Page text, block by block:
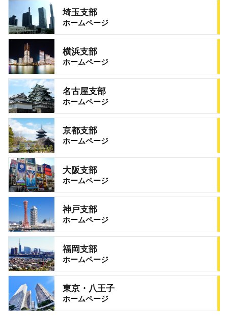
埼玉支部
ホームページ
横浜支部
ホームページ
名古屋支部
ホームページ
京都支部
ホームページ
大阪支部
ホームページ
神戸支部
ホームページ
福岡支部
ホームページ
東京・八王子
ホームページ